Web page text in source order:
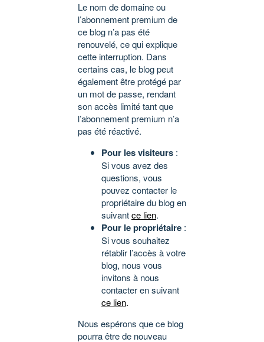
Le nom de domaine ou
l’abonnement premium de
ce blog n’a pas été
renouvelé, ce qui explique
cette interruption. Dans
certains cas, le blog peut
également être protégé par
un mot de passe, rendant
son accès limité tant que
l’abonnement premium n’a
pas été réactivé.
Pour les visiteurs :
Si vous avez des
questions, vous
pouvez contacter le
propriétaire du blog en
suivantce lien.
Pour le propriétaire :
Si vous souhaitez
rétablir l’accès à votre
blog, nous vous
invitons à nous
contacter en suivant
ce lien.
Nous espérons que ce blog
pourra être de nouveau